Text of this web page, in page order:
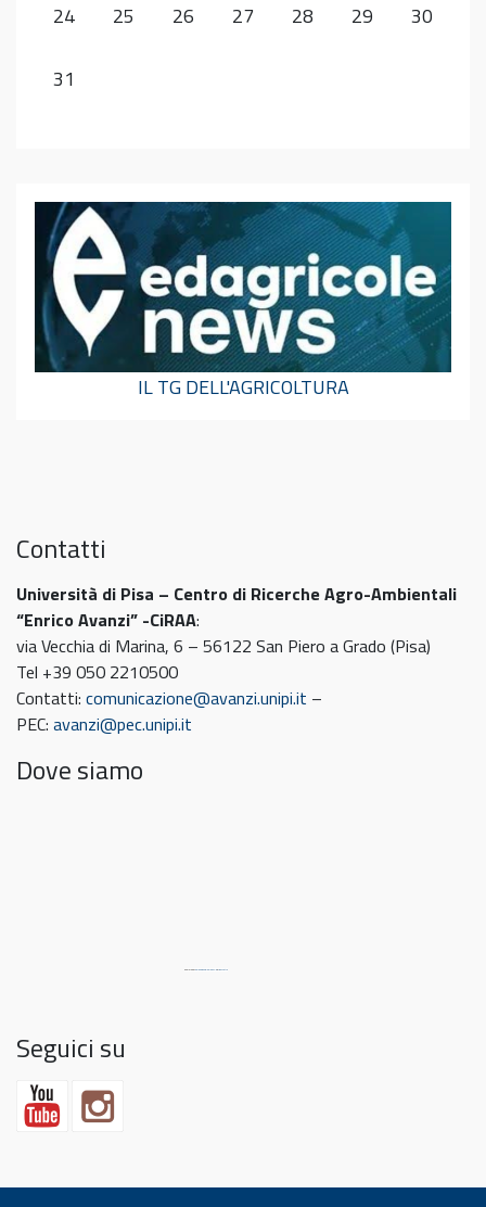
24 25 26 27 28 29 30
31
IL TG DELL'AGRICOLTURA
Contatti
Università di Pisa – Centro di Ricerche Agro-Ambientali
“Enrico Avanzi” -CiRAA:
via Vecchia di Marina, 6 – 56122 San Piero a Grado (Pisa)
Tel +39 050 2210500
Contatti: comunicazione@avanzi.unipi.it –
PEC: avanzi@pec.unipi.it
Dove siamo
Powered byembedgooglemaps DE&link Match
Seguici su